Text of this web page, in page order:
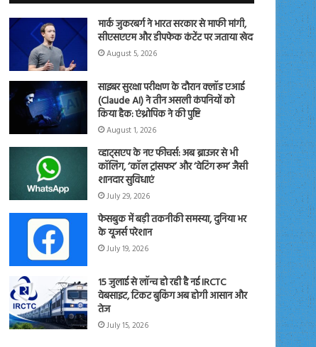
मार्क जुकरबर्ग ने भारत सरकार से माफी मांगी,
सीएसएएम और डीपफेक कंटेंट पर जताया खेद
August 5, 2026
साइबर सुरक्षा परीक्षण के दौरान क्लॉड एआई
(Claude AI) ने तीन असली कंपनियों को
किया हैक: एंथ्रोपिक ने की पुष्टि
August 1, 2026
व्हाट्सएप के नए फीचर्स: अब ब्राउजर से भी
कॉलिंग, ‘कॉल ट्रांसफर’ और ‘वेटिंग रूम’ जैसी
शानदार सुविधाएं
July 29, 2026
फेसबुक में बड़ी तकनीकी समस्या, दुनिया भर
के यूजर्स परेशान
July 19, 2026
15 जुलाई से लॉन्च हो रही है नई IRCTC
वेबसाइट, टिकट बुकिंग अब होगी आसान और
तेज
July 15, 2026